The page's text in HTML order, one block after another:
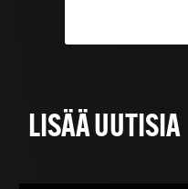
LISÄÄ UUTISIA